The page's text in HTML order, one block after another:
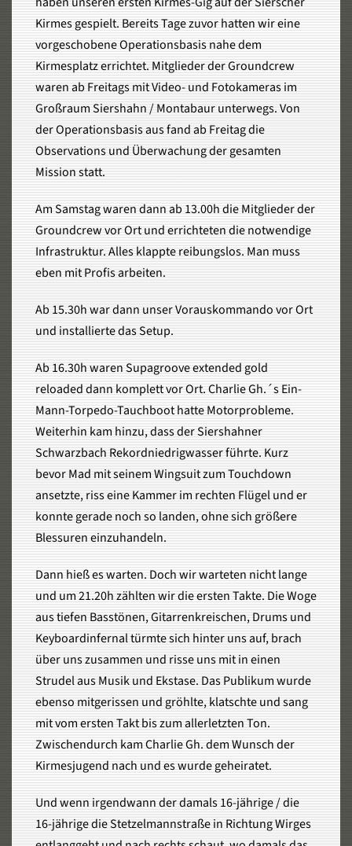
Kirmes gespielt. Bereits Tage zuvor hatten wir eine
vorgeschobene Operationsbasis nahe dem
Kirmesplatz errichtet. Mitglieder der Groundcrew
waren ab Freitags mit Video- und Fotokameras im
Großraum Siershahn / Montabaur unterwegs. Von
der Operationsbasis aus fand ab Freitag die
Observations und Überwachung der gesamten
Mission statt.
Am Samstag waren dann ab 13.00h die Mitglieder der
Groundcrew vor Ort und errichteten die notwendige
Infrastruktur. Alles klappte reibungslos. Man muss
eben mit Profis arbeiten.
Ab 15.30h war dann unser Vorauskommando vor Ort
und installierte das Setup.
Ab 16.30h waren Supagroove extended gold
reloaded dann komplett vor Ort. Charlie Gh.´s Ein-
Mann-Torpedo-Tauchboot hatte Motorprobleme.
Weiterhin kam hinzu, dass der Siershahner
Schwarzbach Rekordniedrigwasser führte. Kurz
bevor Mad mit seinem Wingsuit zum Touchdown
ansetzte, riss eine Kammer im rechten Flügel und er
konnte gerade noch so landen, ohne sich größere
Blessuren einzuhandeln.
Dann hieß es warten. Doch wir warteten nicht lange
und um 21.20h zählten wir die ersten Takte. Die Woge
aus tiefen Basstönen, Gitarrenkreischen, Drums und
Keyboardinfernal türmte sich hinter uns auf, brach
über uns zusammen und risse uns mit in einen
Strudel aus Musik und Ekstase. Das Publikum wurde
ebenso mitgerissen und gröhlte, klatschte und sang
mit vom ersten Takt bis zum allerletzten Ton.
Zwischendurch kam Charlie Gh. dem Wunsch der
Kirmesjugend nach und es wurde geheiratet.
Und wenn irgendwann der damals 16-jährige / die
16-jährige die Stetzelmannstraße in Richtung Wirges